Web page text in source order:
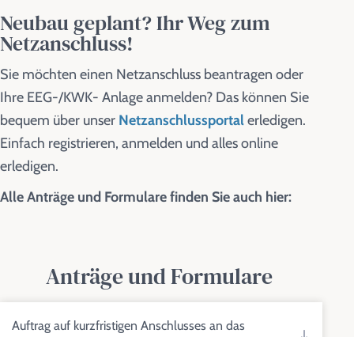
Neubau geplant? Ihr Weg zum
Netzanschluss!
Sie möchten einen Netzanschluss beantragen oder
Ihre EEG-/KWK- Anlage anmelden? Das können Sie
bequem über unser Netzanschlussportalerledigen.
Einfach registrieren, anmelden und alles online
erledigen.
Alle Anträge und Formulare finden Sie auch hier:
Anträge und Formulare
Auftrag auf kurzfristigen Anschlusses an das